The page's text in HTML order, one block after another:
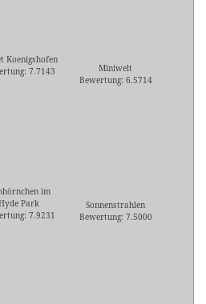
Koenigshofen
7.7143
Miniwelt
Bewertung: 6.5714
im
Park
7.9231
Sonnenstrahlen
Bewertung: 7.5000